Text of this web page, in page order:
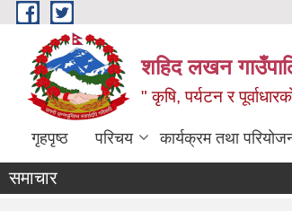
Skip to main content
शहिद लखन
" कृषि, पर्यटन र
गृहपृष्ठ परिचय कार्यक्रम तथा
समाचार